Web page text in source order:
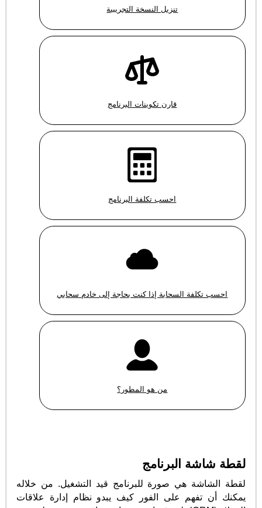
تنزيل النسخة التجريبية
قارن تكوينات البرنامج
احسب تكلفة البرنامج
احسب تكلفة السحابة إذا كنت بحاجة إلى خادم سحابي
من هو المطور؟
لقطة شاشة البرنامج
لقطة الشاشة هي صورة للبرنامج قيد التشغيل. من خلاله
يمكنك أن تفهم على الفور كيف يبدو نظام إدارة علاقات